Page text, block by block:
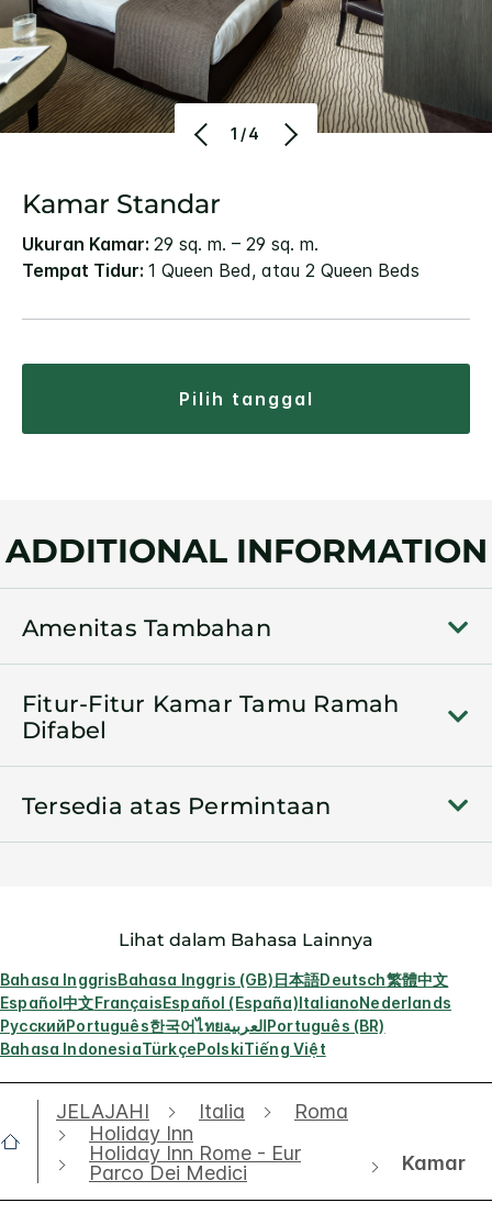
1/4
Kamar Standar
Ukuran Kamar: 29 sq. m. – 29 sq. m.
Tempat Tidur: 1 Queen Bed, atau 2 Queen Beds
pilih tanggal
ADDITIONAL INFORMATION
Amenitas Tambahan
Fitur-Fitur Kamar Tamu Ramah
Difabel
Tersedia atas Permintaan
Lihat dalam Bahasa Lainnya
Bahasa InggrisBahasa Inggris (GB)日本語Deutsch繁體中文
Español中文FrançaisEspañol (España)ItalianoNederlands
РусскийPortuguês한국어ไทยالعربيةPortuguês (BR)
Bahasa IndonesiaTürkçePolskiTiếng Việt
JELAJAHI Italia
Roma
Holiday Inn
Holiday Inn Rome - Eur
Parco Dei Medici
Kamar